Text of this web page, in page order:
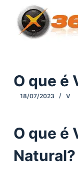
p
o
O que é
18/07/2023 V
O que é
Natural?